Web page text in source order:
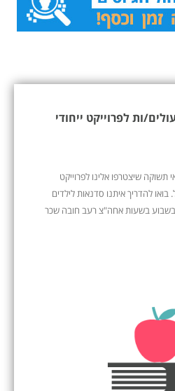
ות לפרוייקט ייחודי
תשוקה שיצטרפו אלינו לפרוייקט
בואו להדריך איתנו סדנאות לילדים
בשבוע בשעות אחה"צ רעב חובה שכר